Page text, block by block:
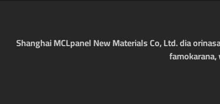
Shanghai MCLpanel New Materials Co, Ltd. dia